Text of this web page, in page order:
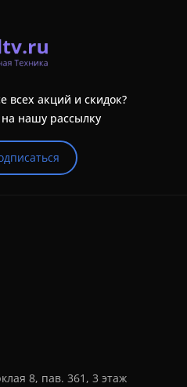
всех акций и скидок?
нашу рассылку
8, пав. 361, 3 этаж